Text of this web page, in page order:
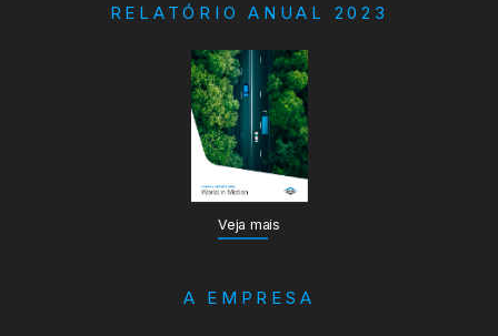
RELATÓRIO ANUAL 2023
Veja mais
A EMPRESA